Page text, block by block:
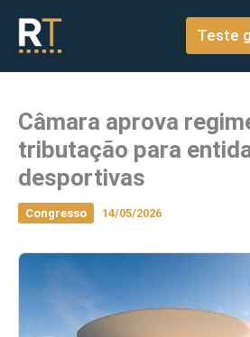
conteúdo
Teste
Câmara aprova
tributação para
desportivas
Congresso 14/05/2026